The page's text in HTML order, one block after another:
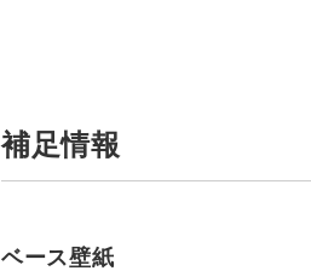
補足情報
ベース壁紙